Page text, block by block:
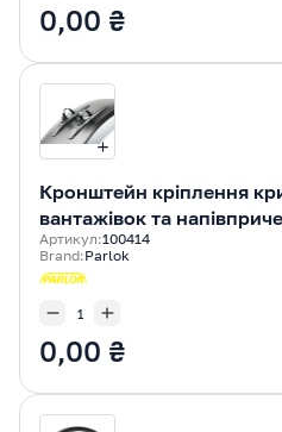
0,00 ₴
Кронштейн кріплення
вантажівок та
Артикул:100414
Brand:Parlok
0,00 ₴